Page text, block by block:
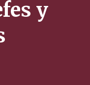
y